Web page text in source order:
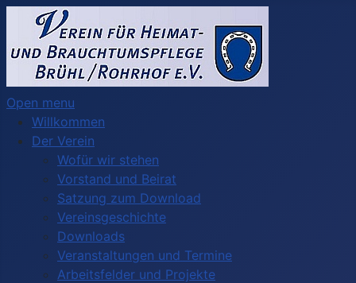
Open menu
Willkommen
Der Verein
Wofür wir stehen
Vorstand und Beirat
Satzung zum Download
Vereinsgeschichte
Downloads
Veranstaltungen und Termine
Arbeitsfelder und Projekte